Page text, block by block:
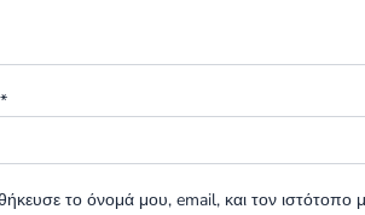
*
το όνομά μου, email, και τον